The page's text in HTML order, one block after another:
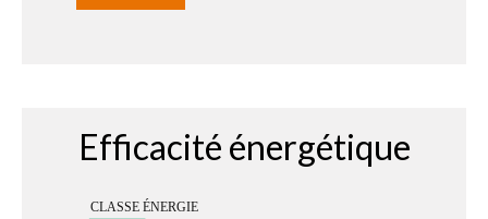
Efficacité énergétique